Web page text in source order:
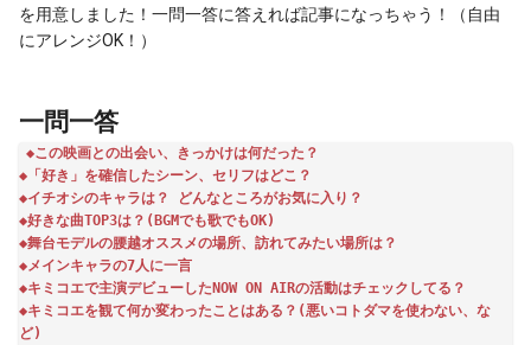
を用意しました！一問一答に答えれば記事になっちゃう！（自由
にアレンジOK！）
一問一答
◆この映画との出会い、きっかけは何だった？
◆「好き」を確信したシーン、セリフはどこ？
◆イチオシのキャラは？ どんなところがお気に入り？
◆好きな曲TOP3は？(BGMでも歌でもOK)
◆舞台モデルの腰越オススメの場所、訪れてみたい場所は？
◆メインキャラの7人に一言
◆キミコエで主演デビューしたNOW ON AIRの活動はチェックしてる？
◆キミコエを観て何か変わったことはある？(悪いコトダマを使わない、な
ど)